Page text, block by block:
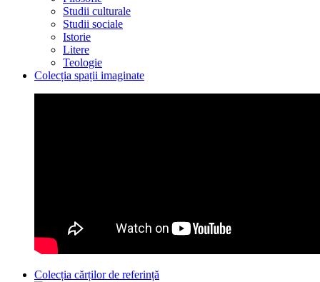
Studii culturale
Studii sociale
Istorie
Litere
Teologie
Colecția spații imaginate
Colecția cărților de referință